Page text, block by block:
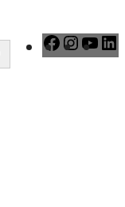
https://